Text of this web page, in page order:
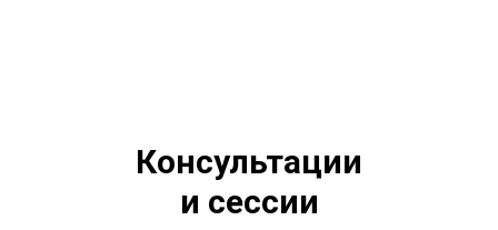
Консультации
и сессии